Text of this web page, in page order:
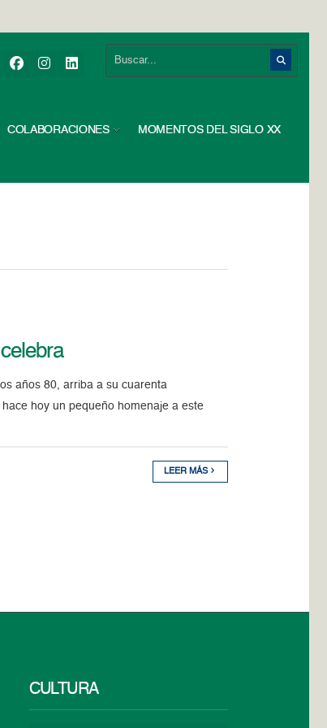
COLABORACIONES MOMENTOS DEL SIGLO XX
años 80, arriba a su cuarenta
hoy un pequeño homenaje a este
LEER MÁS
CULTURA